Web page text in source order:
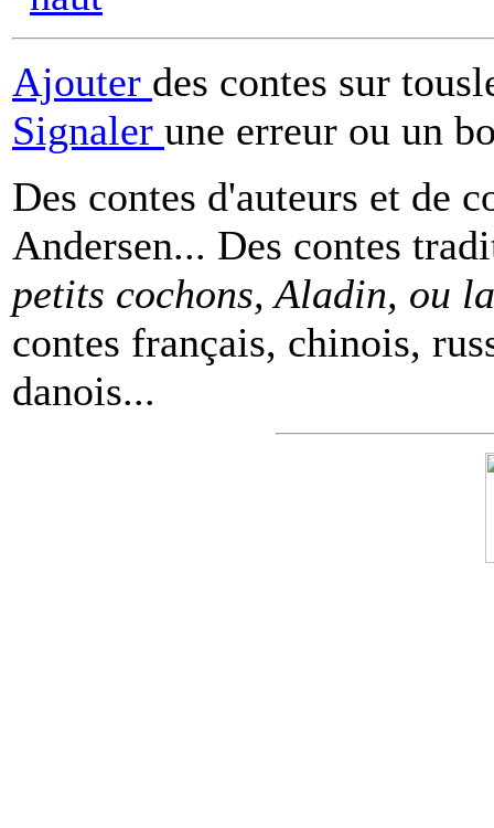
Ajouter des contes sur
Signaler une erreur ou un
Des contes d'auteurs et de
Andersen... Des contes
petits cochons, Aladin, ou
contes français, chinois,
danois...